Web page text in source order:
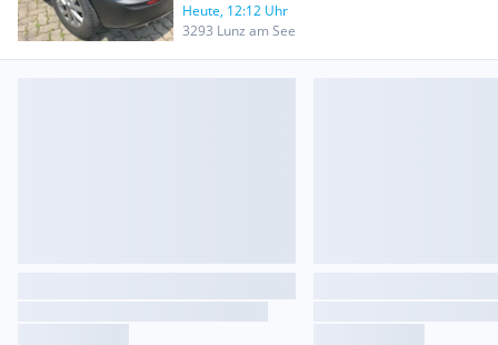
Heute, 12:12 Uhr
3293 Lunz am See